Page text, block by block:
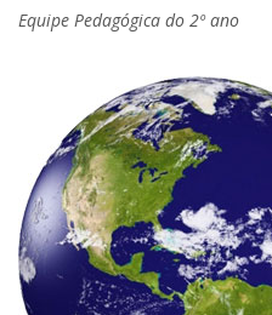
Equipe Pedagógica do 2º ano